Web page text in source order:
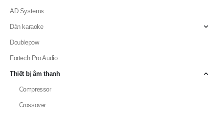
AD Systems
Dàn karaoke
Doublepow
Fortech Pro Audio
Thiết bị âm thanh
Compressor
Crossover